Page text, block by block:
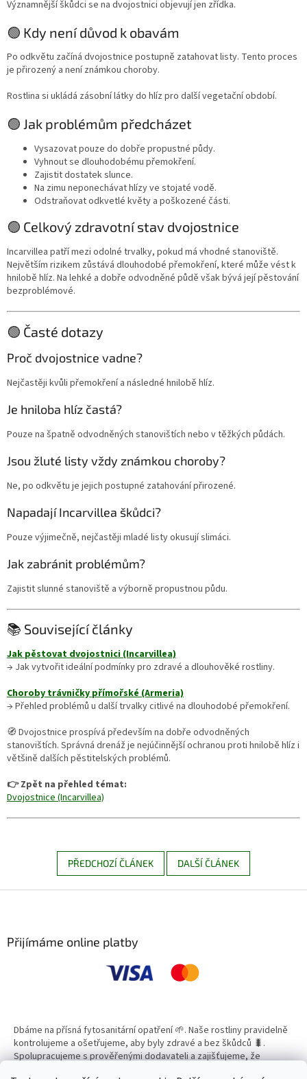
Významnější škůdci se na dvojostnici objevují jen zřídka.
🟢 Kdy není důvod k obavám
Po odkvětu začíná dvojostnice postupně zatahovat listy. Tento proces
je přirozený a není známkou choroby.
Rostlina si ukládá zásobní látky do hlíz pro další vegetační období.
🟢 Jak problémům předcházet
Vysazovat pouze do dobře propustné půdy.
Vyhnout se dlouhodobému přemokření.
Zajistit dostatek slunce.
Na zimu neponechávat hlízy ve stojaté vodě.
Odstraňovat odkvetlé květy a poškozené části.
🟢 Celkový zdravotní stav dvojostnice
Incarvillea patří mezi odolné trvalky, pokud má vhodné stanoviště.
Největším rizikem zůstává dlouhodobé přemokření, které může vést k
hnilobě hlíz. Na lehké a dobře odvodněné půdě však bývá její pěstování
bezproblémové.
🟢 Časté dotazy
Proč dvojostnice vadne?
Nejčastěji kvůli přemokření a následné hnilobě hlíz.
Je hniloba hlíz častá?
Pouze na špatně odvodněných stanovištích nebo v těžkých půdách.
Jsou žluté listy vždy známkou choroby?
Ne, po odkvětu je jejich postupné zatahování přirozené.
Napadají Incarvillea škůdci?
Pouze výjimečně, nejčastěji mladé listy okusují slimáci.
Jak zabránit problémům?
Zajistit slunné stanoviště a výborně propustnou půdu.
📚 Související články
Jak pěstovat dvojostnici (Incarvillea)
→ Jak vytvořit ideální podmínky pro zdravé a dlouhověké rostliny.
Choroby trávničky přímořské (Armeria)
→ Přehled problémů u další trvalky citlivé na dlouhodobé přemokření.
🧭 Dvojostnice prospívá především na dobře odvodněných
stanovištích. Správná drenáž je nejúčinnější ochranou proti hnilobě hlíz i
většině dalších pěstitelských problémů.
👉 Zpět na přehled témat:
Dvojostnice (Incarvillea)
PŘEDCHOZÍ ČLÁNEK DALŠÍ ČLÁNEK
Přijímáme online platby
Dbáme na přísná fytosanitární opatření 🌱. Naše rostliny pravidelně
kontrolujeme a ošetřujeme, aby byly zdravé a bez škůdců 🐛.
Spolupracujeme s prověřenými dodavateli a zajišťujeme, že